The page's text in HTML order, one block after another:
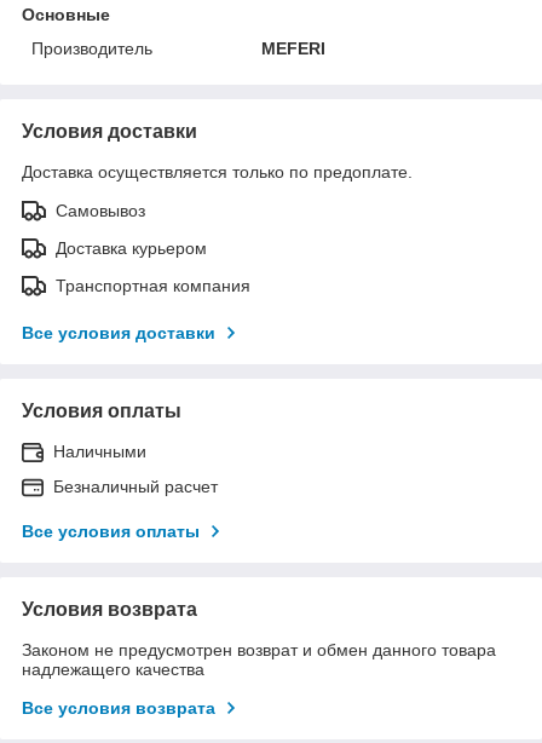
Основные
Производитель
MEFERI
Условия доставки
Доставка осуществляется только по предоплате.
Самовывоз
Доставка курьером
Транспортная компания
Все условия доставки
Условия оплаты
Наличными
Безналичный расчет
Все условия оплаты
Условия возврата
Законом не предусмотрен возврат и обмен данного товара
надлежащего качества
Все условия возврата